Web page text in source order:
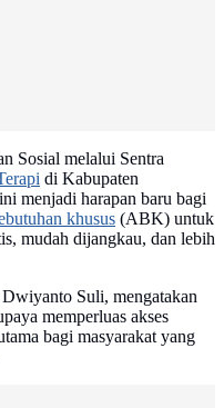
Sosial melalui Sentra
di Kabupaten
menjadi harapan baru bagi
khusus (ABK) untuk
mudah dijangkau, dan lebih
Suli, mengatakan
memperluas akses
bagi masyarakat yang